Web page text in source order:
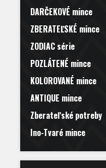
DARČEKOVÉ mince
ZBERATEĽSKÉ mince
ZODIAC série
POZLÁTENÉ mince
KOLOROVANÉ mince
ANTIQUE mince
Zberateľské potreby
Ino-Tvaré mince